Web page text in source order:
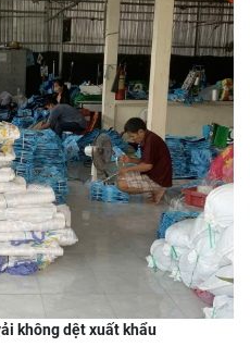
không dệt xuất khẩu